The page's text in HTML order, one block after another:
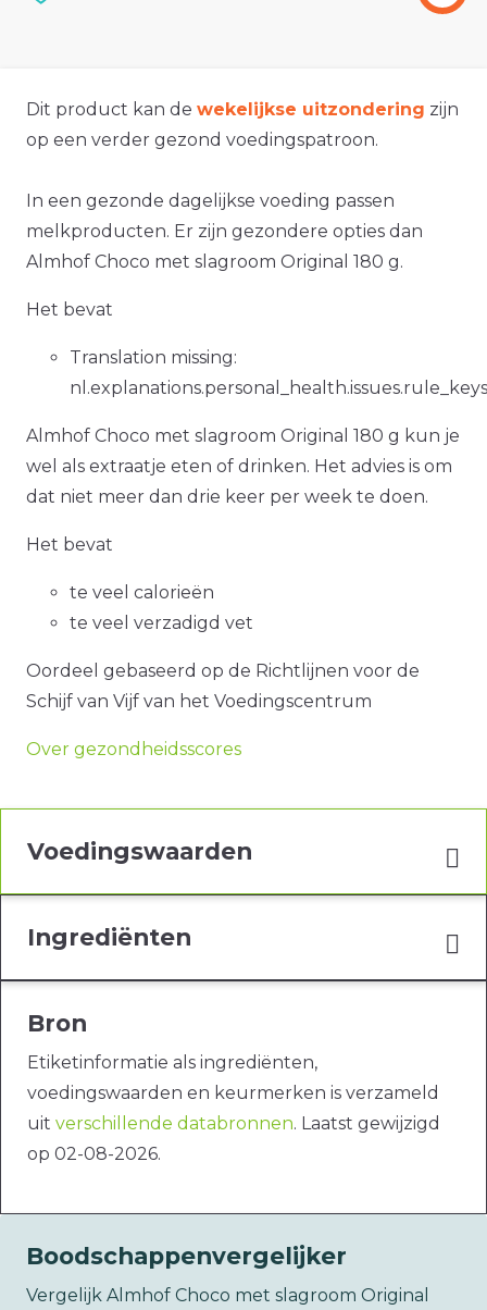
Dit product kan de wekelijkse uitzondering zijn
op een verder gezond voedingspatroon.
In een gezonde dagelijkse voeding passen
melkproducten. Er zijn gezondere opties dan
Almhof Choco met slagroom Original 180 g.
Het bevat
Translation missing:
Almhof Choco met slagroom Original 180 g kun je
wel als extraatje eten of drinken. Het advies is om
dat niet meer dan drie keer per week te doen.
Het bevat
te veel calorieën
te veel verzadigd vet
Oordeel gebaseerd op de Richtlijnen voor de
Schijf van Vijf van het Voedingscentrum
Over gezondheidsscores
Voedingswaarden
Ingrediënten
Bron
Etiketinformatie als ingrediënten,
voedingswaarden en keurmerken is verzameld
uit verschillende databronnen. Laatst gewijzigd
op 02-08-2026.
Boodschappenvergelijker
Vergelijk Almhof Choco met slagroom Original